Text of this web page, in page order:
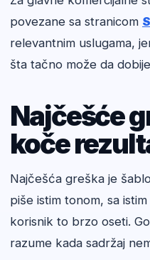
povezane sa stranicom
relevantnim uslugama,
šta tačno može da
Najčešće
koče
Najčešća greška je
piše istim tonom, sa
korisnik to brzo oseti.
razume kada sadržaj